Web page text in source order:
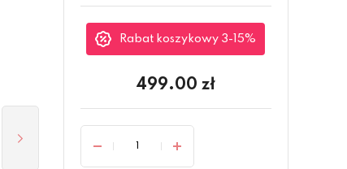
Rabat koszykowy 3-15%
499.00 zł